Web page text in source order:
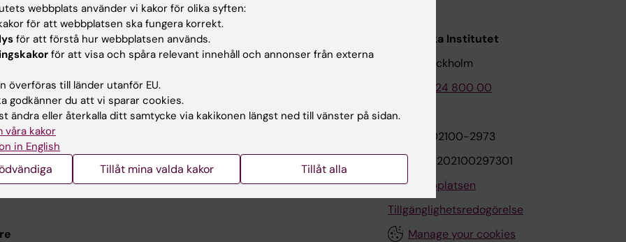
Kontakta och besök KI
Universitetsbiblioteket
Jobba på KI
Kontakta presstjänsten
Karolinska Institutet
171 77 Stockholm
Tel: 08-524 800 00
Org.nr: 202100-2973
VAT.nr: SE202100297301
Om webbplatsen
Tillgänglighetsredogörelse
Manage your cookies
webbplats använder vi kakor för olika syften:
för att webbplatsen ska fungera korrekt.
för att förstå hur webbplatsen används.
för att visa och spåra relevant innehåll och annonser från externa
överföras till länder utanför EU.
godkänner du att vi sparar cookies.
ändra eller återkalla ditt samtycke via kakikonen längst ned till vänster på sidan.
våra kakor
in English
Tillåt mina valda kakor Tillåt alla